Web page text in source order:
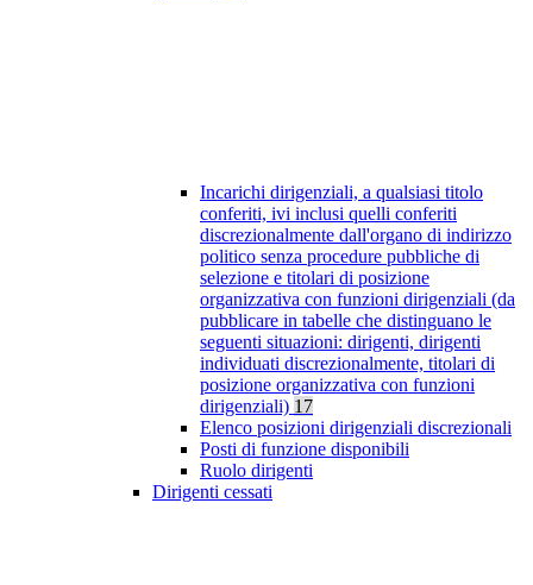
Incarichi dirigenziali, a qualsiasi titolo
conferiti, ivi inclusi quelli conferiti
discrezionalmente dall'organo di indirizzo
politico senza procedure pubbliche di
selezione e titolari di posizione
organizzativa con funzioni dirigenziali (da
pubblicare in tabelle che distinguano le
seguenti situazioni: dirigenti, dirigenti
individuati discrezionalmente, titolari di
posizione organizzativa con funzioni
dirigenziali) 17
Elenco posizioni dirigenziali discrezionali
Posti di funzione disponibili
Ruolo dirigenti
Dirigenti cessati